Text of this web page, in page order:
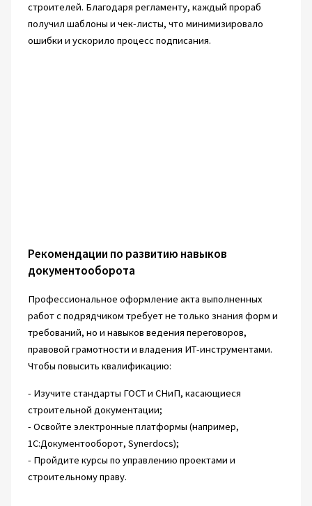
строителей. Благодаря регламенту, каждый прораб
получил шаблоны и чек-листы, что минимизировало
ошибки и ускорило процесс подписания.
Рекомендации по развитию навыков
документооборота
Профессиональное оформление акта выполненных
работ с подрядчиком требует не только знания форм и
требований, но и навыков ведения переговоров,
правовой грамотности и владения ИТ-инструментами.
Чтобы повысить квалификацию:
- Изучите стандарты ГОСТ и СНиП, касающиеся
строительной документации;
- Освойте электронные платформы (например,
1С:Документооборот, Synerdocs);
- Пройдите курсы по управлению проектами и
строительному праву.